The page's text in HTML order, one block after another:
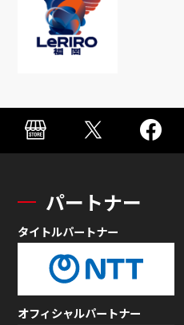
パートナー
タイトルパートナー
オフィシャルパートナー